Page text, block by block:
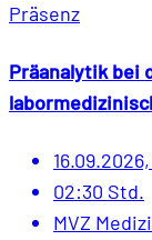
Präsenz
Präanalytik bei
02:30 Std.
MVZ